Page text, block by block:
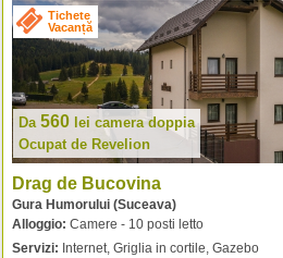
Tichete
Vacanță
Da 560 lei camera doppia
Ocupat de Revelion
Drag de Bucovina
Gura Humorului (Suceava)
Alloggio: Camere - 10 posti letto
Servizi: Internet, Griglia in cortile, Gazebo